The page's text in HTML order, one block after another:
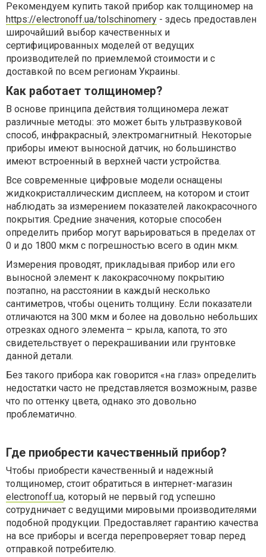
Рекомендуем купить такой прибор как толщиномер на
https://electronoff.ua/tolschinomery - здесь предоставлен
широчайший выбор качественных и
сертифицированных моделей от ведущих
производителей по приемлемой стоимости и с
доставкой по всем регионам Украины.
Как работает толщиномер?
В основе принципа действия толщиномера лежат
различные методы: это может быть ультразвуковой
способ, инфракрасный, электромагнитный. Некоторые
приборы имеют выносной датчик, но большинство
имеют встроенный в верхней части устройства.
Все современные цифровые модели оснащены
жидкокристаллическим дисплеем, на котором и стоит
наблюдать за измерением показателей лакокрасочного
покрытия. Средние значения, которые способен
определить прибор могут варьироваться в пределах от
0 и до 1800 мкм с погрешностью всего в один мкм.
Измерения проводят, прикладывая прибор или его
выносной элемент к лакокрасочному покрытию
поэтапно, на расстоянии в каждый несколько
сантиметров, чтобы оценить толщину. Если показатели
отличаются на 300 мкм и более на довольно небольших
отрезках одного элемента – крыла, капота, то это
свидетельствует о перекрашивании или грунтовке
данной детали.
Без такого прибора как говорится «на глаз» определить
недостатки часто не представляется возможным, разве
что по оттенку цвета, однако это довольно
проблематично.
Где приобрести качественный прибор?
Чтобы приобрести качественный и надежный
толщиномер, стоит обратиться в интернет-магазин
electronoff.ua, который не первый год успешно
сотрудничает с ведущими мировыми производителями
подобной продукции. Предоставляет гарантию качества
на все приборы и всегда перепроверяет товар перед
отправкой потребителю.